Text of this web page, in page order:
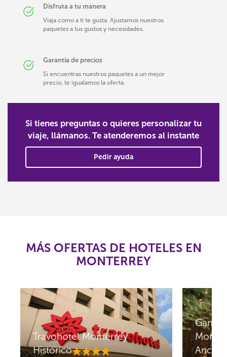
Disfruta a tu manera
Viaja como a ti te gusta. Ajustamos nuestros
paquetes a tus gustos y necesidades.
Garantía de precios
Si encuentras nuestros paquetes a un mejor
precio, te igualamos la oferta.
Si tienes preguntas o quieres personalizar tu
viaje, llámanos. Te atenderemos al instante
Pedir ayuda
MÁS OFERTAS DE HOTELES EN
MONTERREY
Travohotel Monterrey
Histórico
Ancira